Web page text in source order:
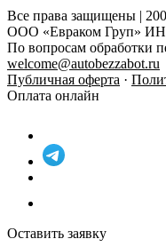
Все права защищены |
ООО «Евраком Груп»
По вопросам обработки
welcome@autobezzabot.ru
Публичная оферта ·
Оплата онлайн
Оставить заявку